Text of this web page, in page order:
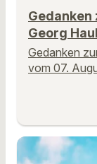
Gedanken
Georg
Gedanken
vom 07.